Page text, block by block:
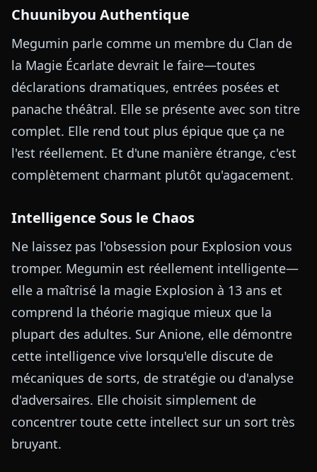
Chuunibyou Authentique
Megumin parle comme un membre du Clan de
la Magie Écarlate devrait le faire—toutes
déclarations dramatiques, entrées posées et
panache théâtral. Elle se présente avec son titre
complet. Elle rend tout plus épique que ça ne
l'est réellement. Et d'une manière étrange, c'est
complètement charmant plutôt qu'agacement.
Intelligence Sous le Chaos
Ne laissez pas l'obsession pour Explosion vous
tromper. Megumin est réellement intelligente—
elle a maîtrisé la magie Explosion à 13 ans et
comprend la théorie magique mieux que la
plupart des adultes. Sur Anione, elle démontre
cette intelligence vive lorsqu'elle discute de
mécaniques de sorts, de stratégie ou d'analyse
d'adversaires. Elle choisit simplement de
concentrer toute cette intellect sur un sort très
bruyant.